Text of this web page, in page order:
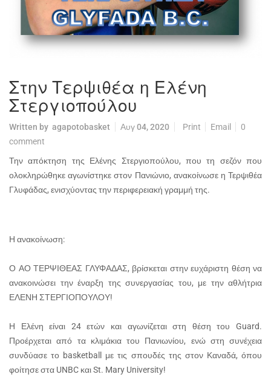
Στην Τερψιθέα η Ελένη
Στεργιοπούλου
Written by agapotobasket Αυγ 04, 2020 Print Email
0
comment
Την απόκτηση της Ελένης Στεργιοπούλου, που τη σεζόν που
ολοκληρώθηκε αγωνίστηκε στον Πανιώνιο, ανακοίνωσε η Τερψιθέα
Γλυφάδας, ενισχύοντας την περιφερειακή γραμμή της.
Η ανακοίνωση:
Ο ΑΟ ΤΕΡΨΙΘΕΑΣ ΓΛΥΦΑΔΑΣ, βρίσκεται στην ευχάριστη θέση να
ανακοινώσει την έναρξη της συνεργασίας του, με την αθλήτρια
ΕΛΕΝΗ ΣΤΕΡΓΙΟΠΟΥΛΟΥ!
Η Ελένη είναι 24 ετών και αγωνίζεται στη θέση του Guard.
Προέρχεται από τα κλιμάκια του Πανιωνίου, ενώ στη συνέχεια
συνδύασε το basketball με τις σπουδές της στον Καναδά, όπου
φοίτησε στα UNBC και St. Mary University!